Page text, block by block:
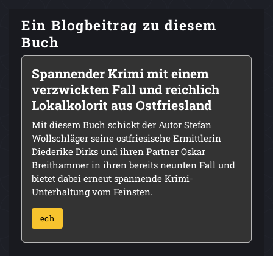
Ein Blogbeitrag zu diesem
Buch
Spannender Krimi mit einem
verzwickten Fall und reichlich
Lokalkolorit aus Ostfriesland
Mit diesem Buch schickt der Autor Stefan
Wollschläger seine ostfriesische Ermittlerin
Diederike Dirks und ihren Partner Oskar
Breithammer in ihren bereits neunten Fall und
bietet dabei erneut spannende Krimi-
Unterhaltung vom Feinsten.
ech